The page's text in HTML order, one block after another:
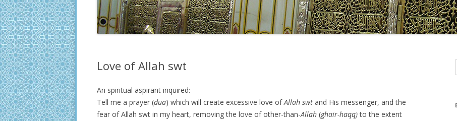
Love of Allah swt
An spiritual aspirant inquired:
Tell me a prayer (dua) which will create excessive love ofAllah swt and His messenger, and the
fear of Allah swt in my heart, removing the love of other-than-Allah (ghair-haqq)to the extent